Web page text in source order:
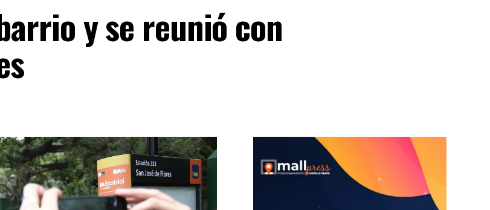
y se reunió con